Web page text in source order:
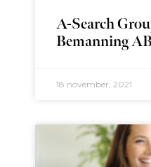
A-Search
Bemanning
18 november, 2021